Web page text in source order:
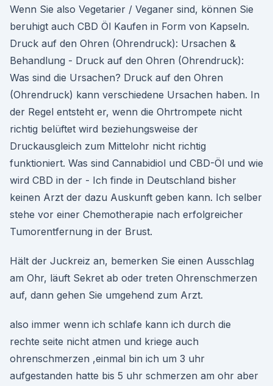
Wenn Sie also Vegetarier / Veganer sind, können Sie
beruhigt auch CBD Öl Kaufen in Form von Kapseln.
Druck auf den Ohren (Ohrendruck): Ursachen &
Behandlung - Druck auf den Ohren (Ohrendruck):
Was sind die Ursachen? Druck auf den Ohren
(Ohrendruck) kann verschiedene Ursachen haben. In
der Regel entsteht er, wenn die Ohrtrompete nicht
richtig belüftet wird beziehungsweise der
Druckausgleich zum Mittelohr nicht richtig
funktioniert. Was sind Cannabidiol und CBD-Öl und wie
wird CBD in der - Ich finde in Deutschland bisher
keinen Arzt der dazu Auskunft geben kann. Ich selber
stehe vor einer Chemotherapie nach erfolgreicher
Tumorentfernung in der Brust.
Hält der Juckreiz an, bemerken Sie einen Ausschlag
am Ohr, läuft Sekret ab oder treten Ohrenschmerzen
auf, dann gehen Sie umgehend zum Arzt.
also immer wenn ich schlafe kann ich durch die
rechte seite nicht atmen und kriege auch
ohrenschmerzen ,einmal bin ich um 3 uhr
aufgestanden hatte bis 5 uhr schmerzen am ohr aber